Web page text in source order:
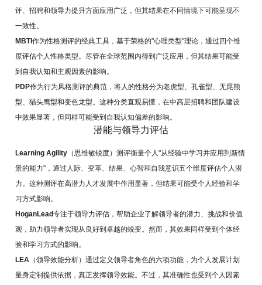
评、招聘和领导力提升方面应用广泛，但其结果在不同情境下可能呈现不
一致性。
MBTI作为性格测评的经典工具，基于荣格的"心理类型"理论，通过四个维
度评估个人性格类型。尽管在全球范围内得到广泛应用，但其结果可能受
到自我认知和主观因素的影响。
PDP作为行为风格测评的典范，将人的性格分为老虎型、孔雀型、无尾熊
型、猫头鹰型和变色龙型。这种分类直观易懂，在中高层招聘和团队建设
中效果显著，但同样可能受到自我认知偏差的影响。
潜能与领导力评估
Learning Agility （思维敏锐度）测评衡量个人"从经验中学习并应用到新情
景的能力"，通过人际、变革、结果、心智和自我意识五个维度评估个人潜
力。这种测评在高潜力人才发展中作用显著，但结果可能受个人经验和学
习方式影响。
HoganLead专注于领导力评估，帮助企业了解领导者的潜力、挑战和价值
观，助力领导者实现从良好到卓越的蜕变。然而，其效果同样受到个体经
验和学习方式的影响。
LEA （领导效能分析）通过定义领导者角色的六项功能，为个人发展计划
量身定制提供依据，真正发挥领导效能。不过，其准确性也受到个人因素